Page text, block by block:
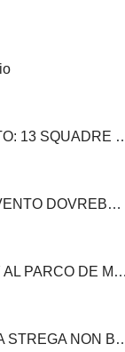
SENZA ALLENATORE
PROPRIA COLLEZIONE
PARCO DE MITA
SUPER PRIMO TEMPO